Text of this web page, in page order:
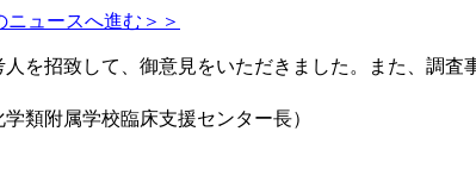
ニュースへ進む＞＞
を招致して、御意見をいただきました。また、調査
附属学校臨床支援センター長）